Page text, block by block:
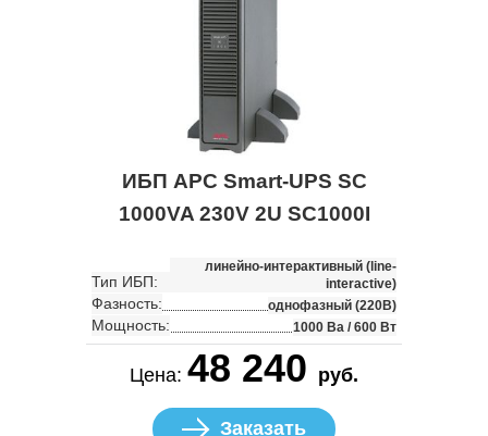
ИБП APC Smart-UPS SC
1000VA 230V 2U SC1000I
Тип ИБП:
линейно-интерактивный (line-
interactive)
Фазность: однофазный (220В)
Мощность: 1000 Ва / 600 Вт
Цена: 48 240 руб.
Заказать